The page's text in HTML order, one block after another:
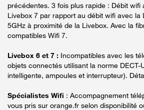
précédentes. 3 fois plus rapide : Débit wifi
Livebox 7 par rapport au débit wifi avec la
5GHz à proximité de la Livebox. Avec la
compatibles Wifi 7.
Livebox 6 et 7 : Incompatibles avec les
objets connectés utilisant la norme DECT-
intelligente, ampoules et interrupteur).
Spécialistes Wifi : Accompagnement
vous pris sur orange.fr selon disponibilité